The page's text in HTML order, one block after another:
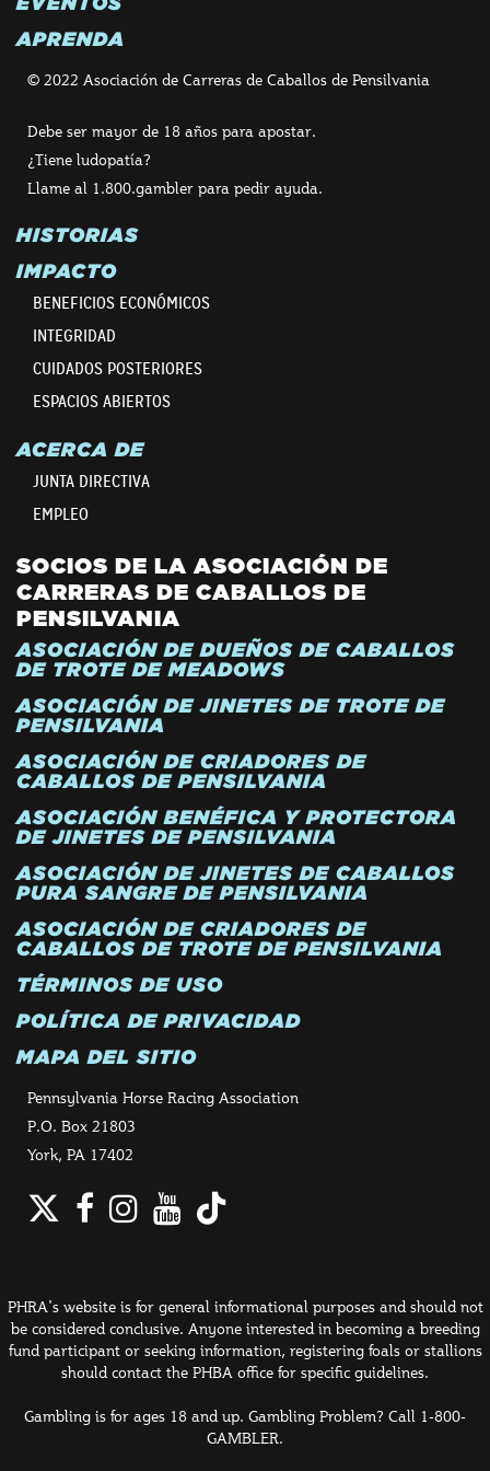
APRENDA
© 2022 Asociación de Carreras de Caballos de Pensilvania
Debe ser mayor de 18 años para apostar.
¿Tiene ludopatía?
Llame al 1.800.gambler para pedir ayuda.
HISTORIAS
IMPACTO
BENEFICIOS ECONÓMICOS
INTEGRIDAD
CUIDADOS POSTERIORES
ESPACIOS ABIERTOS
ACERCA DE
JUNTA DIRECTIVA
EMPLEO
SOCIOS DE LA ASOCIACIÓN DE
CARRERAS DE CABALLOS DE
PENSILVANIA
ASOCIACIÓN DE DUEÑOS DE CABALLOS
DE TROTE DE MEADOWS
ASOCIACIÓN DE JINETES DE TROTE DE
PENSILVANIA
ASOCIACIÓN DE CRIADORES DE
CABALLOS DE PENSILVANIA
ASOCIACIÓN BENÉFICA Y PROTECTORA
DE JINETES DE PENSILVANIA
ASOCIACIÓN DE JINETES DE CABALLOS
PURA SANGRE DE PENSILVANIA
ASOCIACIÓN DE CRIADORES DE
CABALLOS DE TROTE DE PENSILVANIA
TÉRMINOS DE USO
POLÍTICA DE PRIVACIDAD
MAPA DEL SITIO
Pennsylvania Horse Racing Association
P.O. Box 21803
York, PA 17402
Twitter
Facebook
Instagram
YouTube
TikTok
PHRA's website is for general informational purposes and should not
be considered conclusive. Anyone interested in becoming a breeding
fund participant or seeking information, registering foals or stallions
should contact the PHBA office for specific guidelines.
Gambling is for ages 18 and up. Gambling Problem? Call 1-800-
GAMBLER.